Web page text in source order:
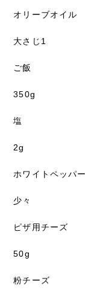
オリーブオイル
大さじ1
ご飯
350g
塩
2g
ホワイトペッパー
少々
ピザ用チーズ
50g
粉チーズ